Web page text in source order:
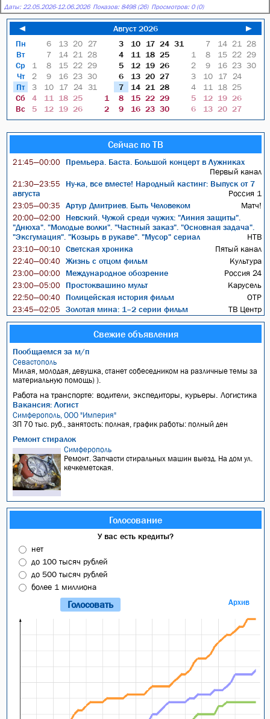
Даты: 22.05.2026-12.06.2026 Показов: 8498 (26) Просмотров: 0 (0)
◄ Август 2026
►
Пн
Вт
Ср
Чт
Пт
Сб
Вс
6 13 20
27
7
14 21
28
1
8 15 22 29
2
9 16 23 30
3
10 17 24 31
4
11 18 25
5
12 19 26
3 10 17 24 31
4
11 18 25
5
12 19 26
6
13 20 27
7
14 21
28
1
8 15 22 29
2
9 16 23 30
7 14 21
28
1
8 15 22 29
2
9 16 23 30
3
10 17
24
4
11 18 25
5
12 19 26
6
13 20 27
Сейчас по ТВ
21:45—00:00
Премьера. Баста. Большой концерт в Лужниках
Первый канал
21:30—23:55
Ну-ка, все вместе! Народный кастинг: Выпуск от 7
августа
Россия 1
23:05—00:35 Артур Дмитриев. Быть Человеком Матч!
20:00—02:00
Невский. Чужой среди чужих: "Линия защиты".
"Днюха". "Молодые волки". "Частный заказ". "Основная задача".
"Эксгумация". "Козырь в рукаве". "Мусор" сериал
НТВ
23:10—00:10 Светская хроника Пятый канал
22:40—00:40 Жизнь с отцом фильм Культура
23:00—00:00 Международное обозрение Россия 24
23:00—05:00 Простоквашино мульт Карусель
22:50—00:40 Полицейская история фильм ОТР
23:45—02:05 Золотая мина: 1–2 серии фильм ТВ Центр
Свежие объявления
Пообщаемся за м/п
Севастополь
Милая, молодая, девушка, станет собеседником на различные темы за
материальную помощь) ).
Работа на транспорте: водители, экспедиторы, курьеры. Логистика
Вакансия: Логист
Симферополь, ООО "Империя"
ЗП 70 тыс. руб., занятость: полная, график работы: полный ден
Ремонт стиралок
Симферополь
Ремонт. Запчасти стиральных машин выезд. На дом ул.
кечкеметская.
Голосование
У вас есть кредиты?
нет
до 100 тысяч рублей
до 500 тысяч рублей
более 1 миллиона
Архив